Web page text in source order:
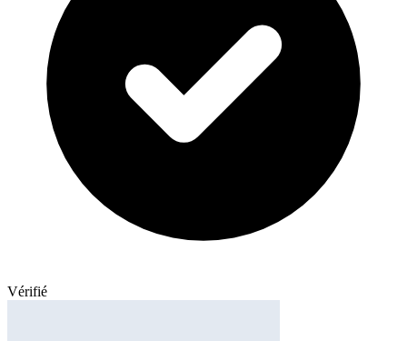
Vérifié